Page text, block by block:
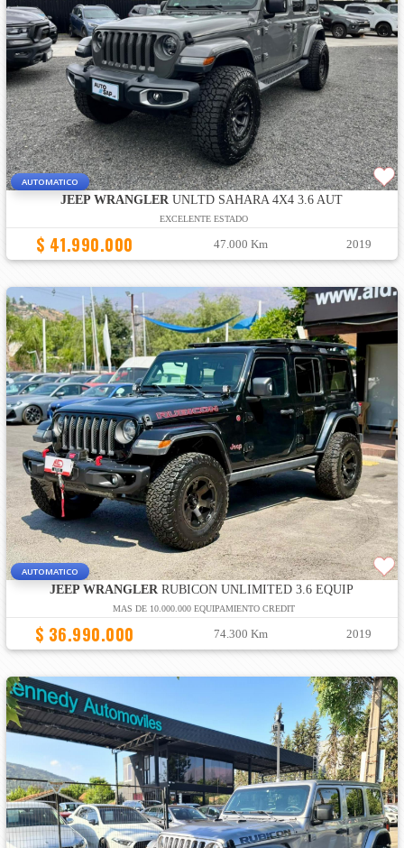
AUTOMATICO
JEEP WRANGLER UNLTD SAHARA 4X4 3.6 AUT
EXCELENTE ESTADO
$ 41.990.000 47.000 Km 2019
AUTOMATICO
JEEP WRANGLERRUBICON UNLIMITED 3.6 EQUIP
MAS DE 10.000.000 EQUIPAMIENTO CREDIT
$ 36.990.000 74.300 Km 2019